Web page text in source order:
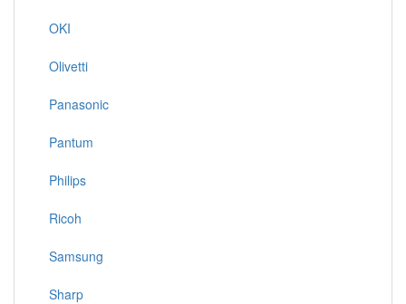
OKI
Olivetti
Panasonic
Pantum
Philips
Ricoh
Samsung
Sharp